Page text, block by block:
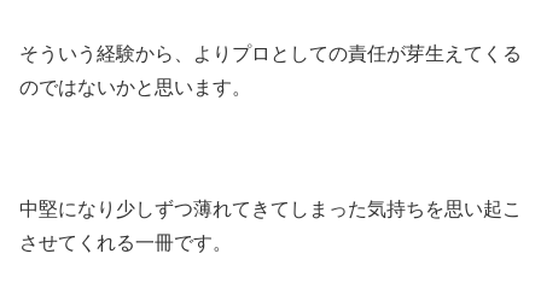
そういう経験から、よりプロとしての責任が芽生えてくる
のではないかと思います。
中堅になり少しずつ薄れてきてしまった気持ちを思い起こ
させてくれる一冊です。